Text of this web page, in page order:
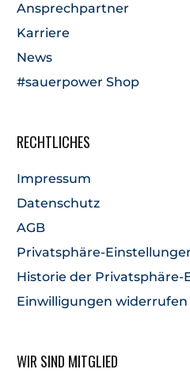
Ansprechpartner
Karriere
News
#sauerpower Shop
RECHTLICHES
Impressum
Datenschutz
AGB
Privatsphäre-
Historie der Privatsphäre-
Einwilligungen widerrufen
WIR SIND MITGLIED